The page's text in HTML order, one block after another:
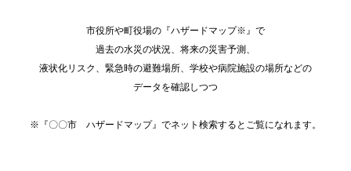
市役所や町役場の『ハザードマップ※』で
過去の水災の状況、将来の災害予測、
液状化リスク、緊急時の避難場所、学校や病院施設の場所などの
データを確認しつつ
※『〇〇市 ハザードマップ』でネット検索するとご覧になれます。